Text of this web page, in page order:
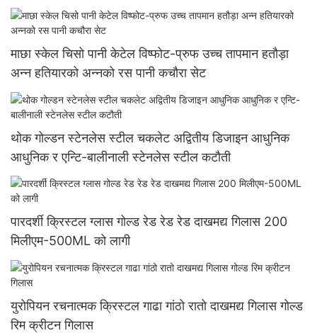
माछा स्केल चिसो पानी केटेल विष्फोट-प्रुफ उच्च तापमान हतौड़ा
अन्न हतियारको अन्नको रस पानी कचौरा सेट
थोक गोल्डन स्टेनलेस स्टील चकलेट अद्वितीय डिजाइन आधुनिक
आधुनिक र एन्टि-बालीनाली स्टेनलेस स्टील कटौती
पारदर्शी क्रिस्टल ग्लास गोल्ड रेड रेड रेड दाखमद्य गिलास 200
मिलीएम-500ML को लागी
युरोपियन रचनात्मक क्रिस्टल गाढा गांठो रातो दाखमद्य गिलास गोल्ड
रिम क्रीटन गिलास